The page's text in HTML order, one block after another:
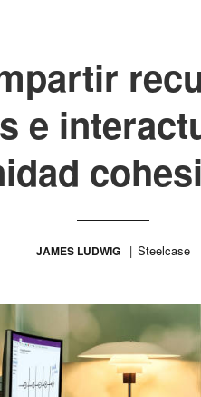
e
JAMES LUDWIG Steelcase